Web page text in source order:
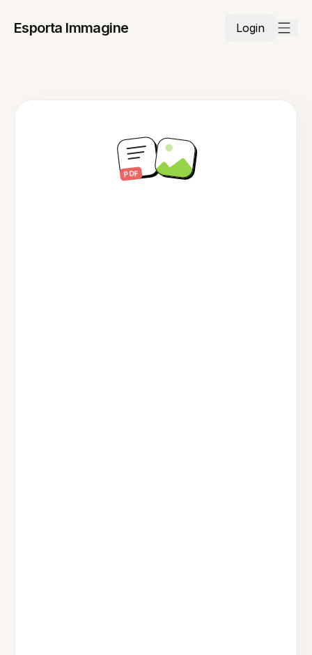
Esporta Immagine Login